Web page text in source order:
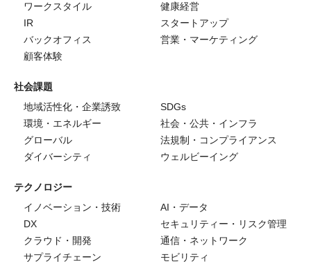
ワークスタイル
健康経営
IR
スタートアップ
バックオフィス
営業・マーケティング
顧客体験
社会課題
地域活性化・企業誘致
SDGs
環境・エネルギー
社会・公共・インフラ
グローバル
法規制・コンプライアンス
ダイバーシティ
ウェルビーイング
テクノロジー
イノベーション・技術
AI・データ
DX
セキュリティー・リスク管理
クラウド・開発
通信・ネットワーク
サプライチェーン
モビリティ